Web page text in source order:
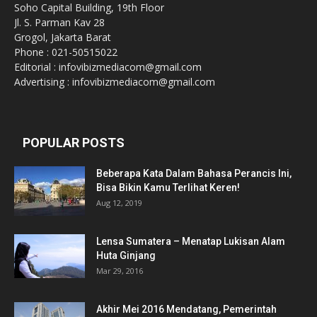
Soho Capital Building, 19th Floor
Jl. S. Parman Kav 28
Grogol, Jakarta Barat
Phone : 021-50515022
Editorial : infovibizmediacom@gmail.com
Advertising : infovibizmediacom@gmail.com
POPULAR POSTS
Beberapa Kata Dalam Bahasa Perancis Ini,
Bisa Bikin Kamu Terlihat Keren!
Aug 12, 2019
Lensa Sumatera – Menatap Lukisan Alam
Huta Ginjang
Mar 29, 2016
Akhir Mei 2016 Mendatang, Pemerintah